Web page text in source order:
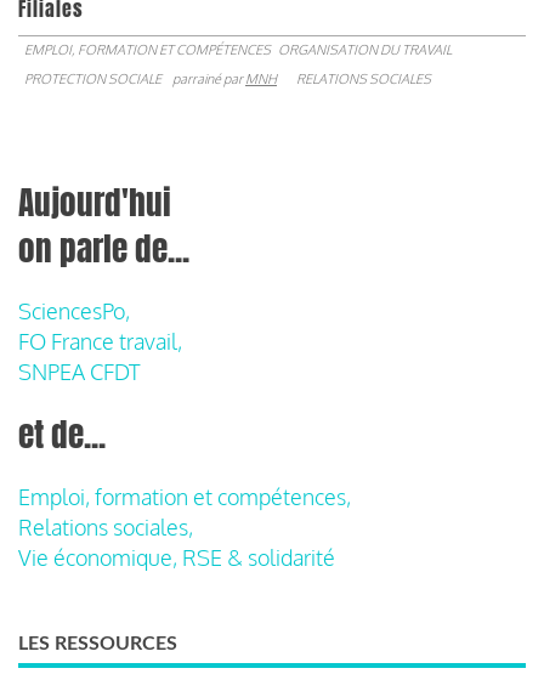
Filiales
EMPLOI, FORMATION ET COMPÉTENCES ORGANISATION DU TRAVAIL
PROTECTION SOCIALE
parrainé parMNH RELATIONS SOCIALES
Aujourd'hui
on parle de...
SciencesPo,
FO France travail,
SNPEA CFDT
et de...
Emploi, formation et compétences,
Relations sociales,
Vie économique, RSE & solidarité
LES RESSOURCES